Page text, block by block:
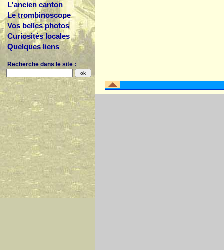
L'ancien canton
Le trombinoscope
Vos belles photos
Curiosités locales
Quelques liens
Recherche dans le site :